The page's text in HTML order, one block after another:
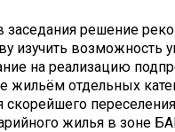
заседания решение
изучить возможность
на реализацию
жильём отдельных
скорейшего
жилья в зоне